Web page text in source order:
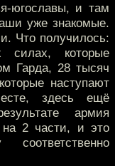
югославы, и там
уже знакомые.
Что получилось:
которые
Гарда, 28 тысяч
наступают
здесь ещё
армия
на 2 части, и это